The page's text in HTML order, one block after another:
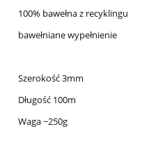
100% bawełna z recyklingu
bawełniane wypełnienie
Szerokość 3mm
Długość 100m
Waga ~250g